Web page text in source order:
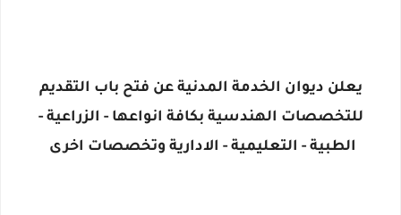
يعلن ديوان الخدمة المدنية عن فتح باب التقديم
للتخصصات الهندسية بكافة انواعها - الزراعية -
الطبية - التعليمية - الادارية وتخصصات اخرى